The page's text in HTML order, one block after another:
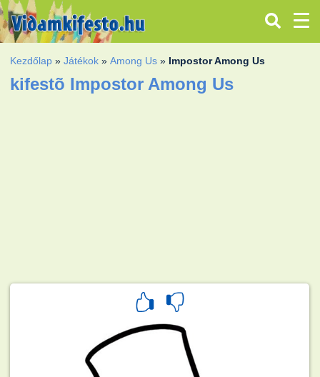
Kezdőlap »Játékok »Among Us » Impostor Among Us
kifestõ Impostor Among Us